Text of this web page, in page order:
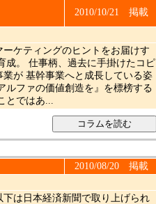
2010/10/21 掲載
ケティングのヒントをお届けす
成。 仕事柄、過去に手掛けたコピ
が 基幹事業へと成長している姿
ルファの価値創造を』を標榜する
とではあ...
2010/08/20 掲載
は日本経済新聞で取り上げられ